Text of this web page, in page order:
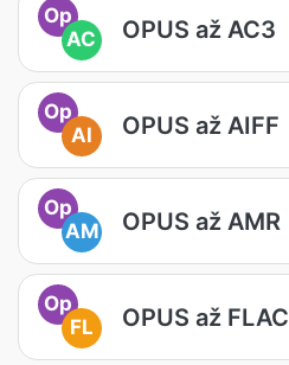
Op
AC
OPUS až AC3
Op
AI
OPUS až AIFF
Op
AM
OPUS až AMR
Op
FL
OPUS až FLAC